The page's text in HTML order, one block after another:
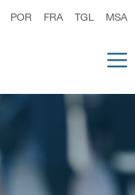
POR FRA TGL MSA